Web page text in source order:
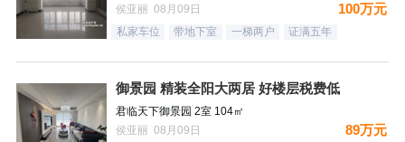
侯亚丽 08月09日
100万元
私家车位 带地下室 一梯两户 证满五年
御景园 精装全阳大两居 好楼层税费低
君临天下御景园 2室 104㎡
侯亚丽 08月09日
89万元